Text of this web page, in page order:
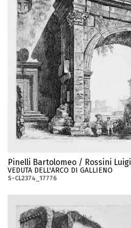
Pinelli Bartolomeo / Rossini Luigi
VEDUTA DELL'ARCO DI GALLIENO
S-CL2374_17776